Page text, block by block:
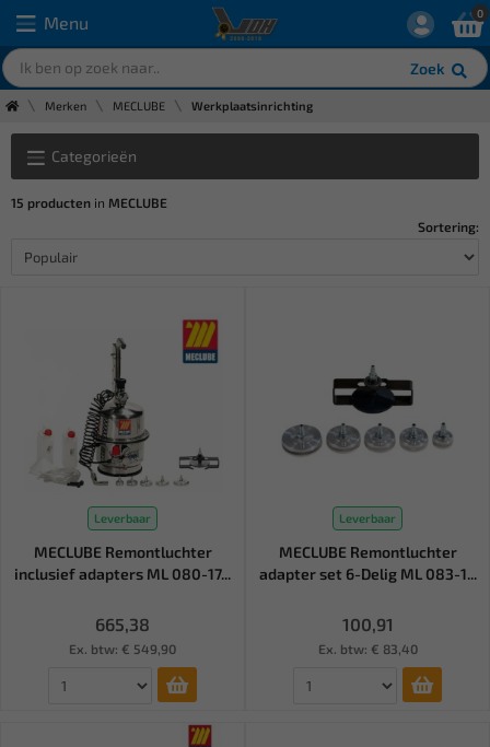
Menu
Zoek
0
Merken MECLUBE Werkplaatsinrichting
Categorieën
15 producten in MECLUBE
Sortering:
Leverbaar
MECLUBE Remontluchter
inclusief adapters ML 080-17...
665,38
Ex. btw: € 549,90
Leverbaar
MECLUBE Remontluchter
adapter set 6-Delig ML 083-1...
100,91
Ex. btw: € 83,40